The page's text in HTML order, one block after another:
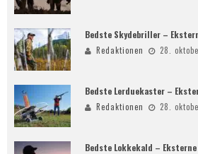
Bedste Skydebriller –
Redaktionen 28.
Bedste Lerduekaster –
Redaktionen 28.
Bedste Lokkekald –